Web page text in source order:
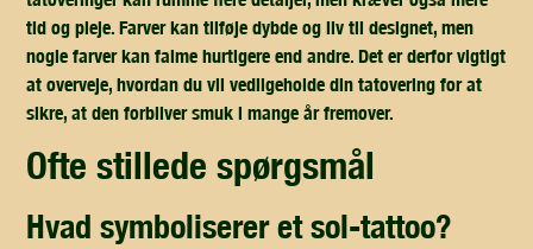
tid og pleje. Farver kan tilføje dybde og liv til designet, men
nogle farver kan falme hurtigere end andre. Det er derfor vigtigt
at overveje, hvordan du vil vedligeholde din tatovering for at
sikre, at den forbliver smuk i mange år fremover.
ofte stillede spørgsmål
hvad symboliserer et sol-tattoo?